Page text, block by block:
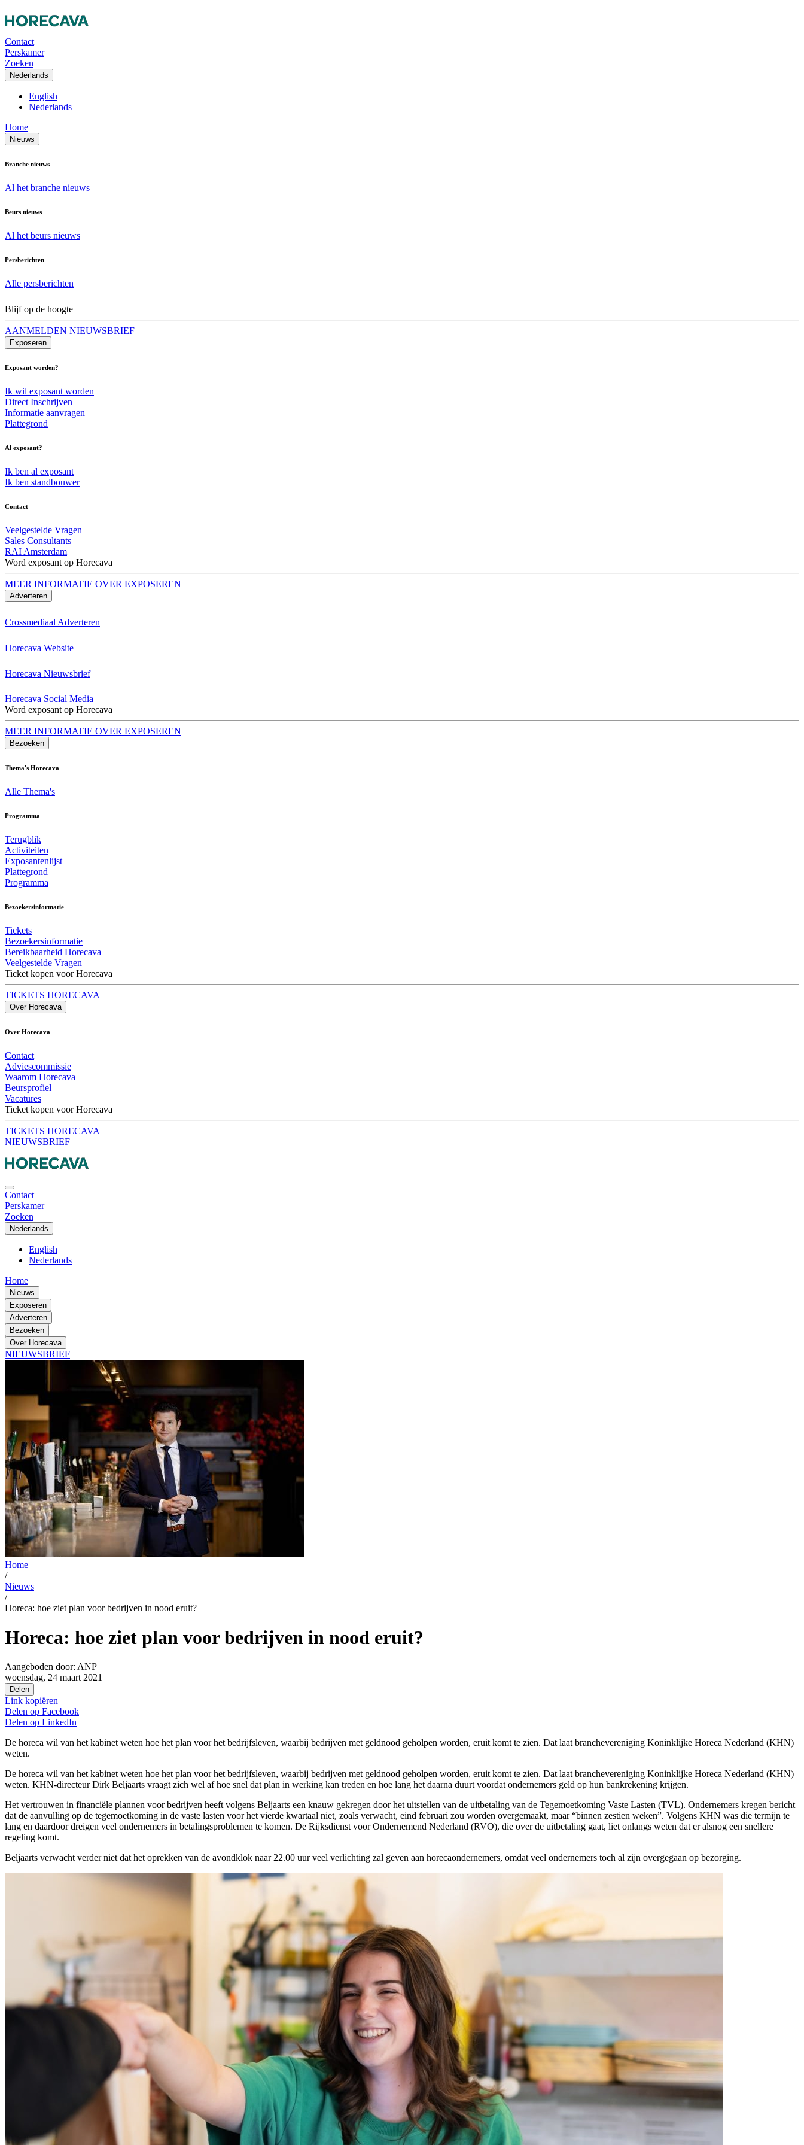
Contact
Perskamer
Zoeken
Nederlands
English
Nederlands
Home
Nieuws
Branche nieuws
Al het branche nieuws
Beurs nieuws
Al het beurs nieuws
Persberichten
Alle persberichten
Blijf op de hoogte
AANMELDEN NIEUWSBRIEF
Exposeren
Exposant worden?
Ik wil exposant worden
Direct Inschrijven
Informatie aanvragen
Plattegrond
Al exposant?
Ik ben al exposant
Ik ben standbouwer
Contact
Veelgestelde Vragen
Sales Consultants
RAI Amsterdam
Word exposant op Horecava
MEER INFORMATIE OVER EXPOSEREN
Adverteren
Crossmediaal Adverteren
Horecava Website
Horecava Nieuwsbrief
Horecava Social Media
Word exposant op Horecava
MEER INFORMATIE OVER EXPOSEREN
Bezoeken
Thema's Horecava
Alle Thema's
Programma
Terugblik
Activiteiten
Exposantenlijst
Plattegrond
Programma
Bezoekersinformatie
Tickets
Bezoekersinformatie
Bereikbaarheid Horecava
Veelgestelde Vragen
Ticket kopen voor Horecava
TICKETS HORECAVA
Over Horecava
Over Horecava
Contact
Adviescommissie
Waarom Horecava
Beursprofiel
Vacatures
Ticket kopen voor Horecava
TICKETS HORECAVA
NIEUWSBRIEF
Contact
Perskamer
Zoeken
Nederlands
English
Nederlands
Home
Nieuws
Exposeren
Adverteren
Bezoeken
Over Horecava
NIEUWSBRIEF
Home
/
Nieuws
/
Horeca: hoe ziet plan voor bedrijven in nood eruit?
Horeca: hoe ziet plan voor bedrijven in nood eruit?
Aangeboden door: ANP
woensdag, 24 maart 2021
Delen
Link kopiëren
Delen op Facebook
Delen op LinkedIn
De horeca wil van het kabinet weten hoe het plan voor het bedrijfsleven, waarbij bedrijven met geldnood geholpen worden, eruit komt te zien. Dat laat branchevereniging Koninklijke Horeca Nederland (KHN)
weten.
De horeca wil van het kabinet weten hoe het plan voor het bedrijfsleven, waarbij bedrijven met geldnood geholpen worden, eruit komt te zien. Dat laat branchevereniging Koninklijke Horeca Nederland (KHN)
weten. KHN-directeur Dirk Beljaarts vraagt zich wel af hoe snel dat plan in werking kan treden en hoe lang het daarna duurt voordat ondernemers geld op hun bankrekening krijgen.
Het vertrouwen in financiële plannen voor bedrijven heeft volgens Beljaarts een knauw gekregen door het uitstellen van de uitbetaling van de Tegemoetkoming Vaste Lasten (TVL). Ondernemers kregen bericht
dat de aanvulling op de tegemoetkoming in de vaste lasten voor het vierde kwartaal niet, zoals verwacht, eind februari zou worden overgemaakt, maar “binnen zestien weken”. Volgens KHN was die termijn te
lang en daardoor dreigen veel ondernemers in betalingsproblemen te komen. De Rijksdienst voor Ondernemend Nederland (RVO), die over de uitbetaling gaat, liet onlangs weten dat er alsnog een snellere
regeling komt.
Beljaarts verwacht verder niet dat het oprekken van de avondklok naar 22.00 uur veel verlichting zal geven aan horecaondernemers, omdat veel ondernemers toch al zijn overgegaan op bezorging.